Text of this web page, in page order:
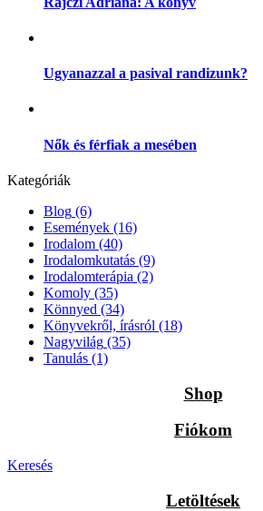
Ugyanazzal a pasival randizunk?
Nők és férfiak a mesében
Kategóriák
Blog (6)
Események (16)
Irodalom (40)
Irodalomkutatás (9)
Irodalomterápia (2)
Komoly (35)
Könnyed (34)
Könyvekről, írásról (18)
Nagyvilág (35)
Tanulás (1)
Shop
Fiókom
Keresés
Letöltések